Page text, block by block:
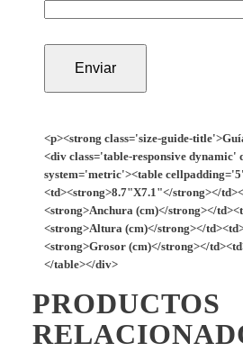
<p><strong class='size-guide-
<div class='table-responsive dynamic'
system='metric'><table
<td><strong>8.7"X7.1"</strong></
<strong>Anchura (cm)</strong></
<strong>Altura (cm)</strong></
<strong>Grosor (cm)</strong></
</table></div>
PRODUCTOS